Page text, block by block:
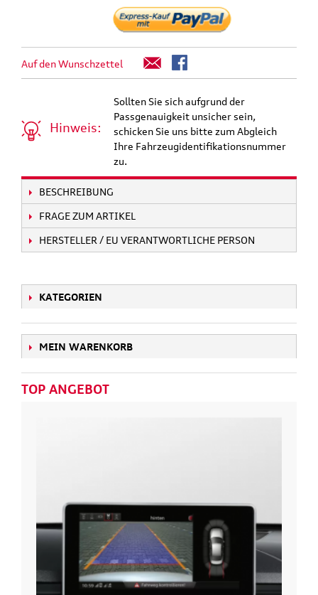
Auf den Wunschzettel
Hinweis:
Sollten Sie sich aufgrund der
Passgenauigkeit unsicher sein,
schicken Sie uns bitte zum Abgleich
Ihre Fahrzeugidentifikationsnummer
zu.
BESCHREIBUNG
FRAGE ZUM ARTIKEL
HERSTELLER / EU VERANTWORTLICHE PERSON
KATEGORIEN
MEIN WARENKORB
TOP ANGEBOT